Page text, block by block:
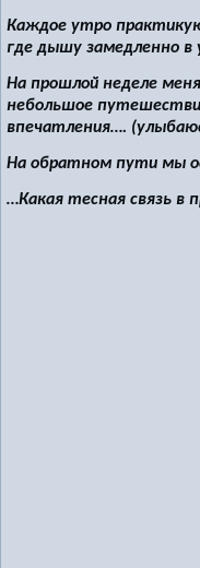
Каждое утро
где дышу замедленно в
На прошлой неделе
небольшое
впечатления….
На обратном пути мы
…Какая тесная связь в